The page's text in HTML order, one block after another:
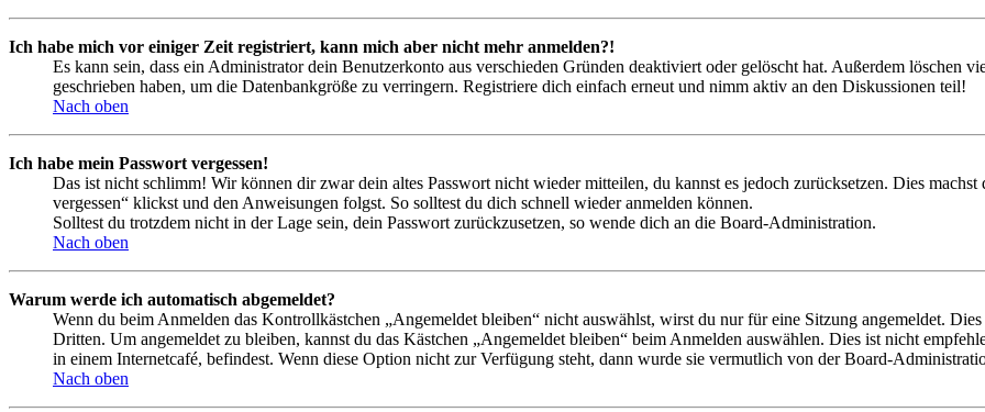
Ich habe mich vor einiger Zeit registriert, kann mich aber nicht mehr anmelden?!
Es kann sein, dass ein Administrator dein Benutzerkonto aus verschieden Gründen deaktiviert oder gelöscht hat. Außerdem löschen
geschrieben haben, um die Datenbankgröße zu verringern. Registriere dich einfach erneut und nimm aktiv an den Diskussionen teil!
Nach oben
Ich habe mein Passwort vergessen!
Das ist nicht schlimm! Wir können dir zwar dein altes Passwort nicht wieder mitteilen, du kannst es jedoch zurücksetzen. Dies
vergessen“ klickst und den Anweisungen folgst. So solltest du dich schnell wieder anmelden können.
Solltest du trotzdem nicht in der Lage sein, dein Passwort zurückzusetzen, so wende dich an die Board-Administration.
Nach oben
Warum werde ich automatisch abgemeldet?
Wenn du beim Anmelden das Kontrollkästchen „Angemeldet bleiben“ nicht auswählst, wirst du nur für eine Sitzung angemeldet.
Dritten. Um angemeldet zu bleiben, kannst du das Kästchen „Angemeldet bleiben“ beim Anmelden auswählen. Dies ist nicht
in einem Internetcafé, befindest. Wenn diese Option nicht zur Verfügung steht, dann wurde sie vermutlich von der Board-
Nach oben